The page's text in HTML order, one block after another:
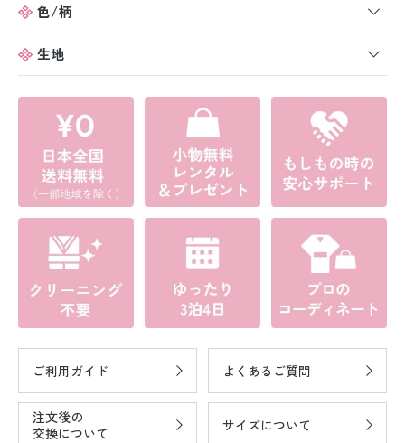
色/柄
生地
ご利用ガイド よくあるご質問
注文後の
交換について
サイズについて